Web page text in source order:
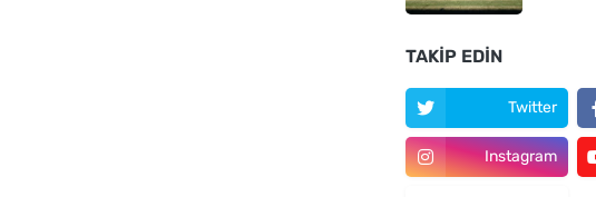
TAKIP EDIN
Twitter
Instagram